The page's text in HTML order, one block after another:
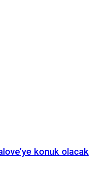
konuk olacak